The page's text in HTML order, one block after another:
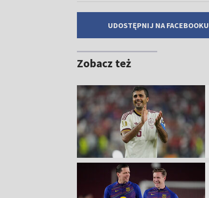
UDOSTĘPNIJ NA FACEBOOKU
Zobacz też